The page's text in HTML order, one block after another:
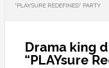
“PLAYSURE REDEFINED” PARTY
Drama king
“PLAYsure